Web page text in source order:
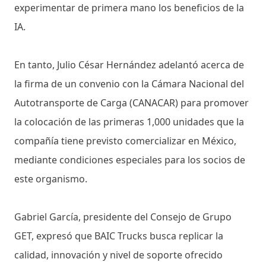
experimentar de primera mano los beneficios de la
IA.
En tanto, Julio César Hernández adelantó acerca de
la firma de un convenio con la Cámara Nacional del
Autotransporte de Carga (CANACAR) para promover
la colocación de las primeras 1,000 unidades que la
compañía tiene previsto comercializar en México,
mediante condiciones especiales para los socios de
este organismo.
Gabriel García, presidente del Consejo de Grupo
GET, expresó que BAIC Trucks busca replicar la
calidad, innovación y nivel de soporte ofrecido